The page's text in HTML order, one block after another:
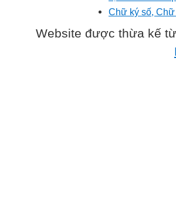
Chữ ký số,
Website được thừa kế